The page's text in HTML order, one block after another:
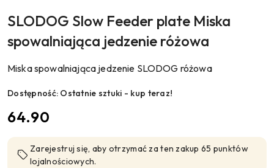
SLODOG Slow Feeder plate Miska
spowalniająca jedzenie różowa
Miska spowalniająca jedzenie SLODOG różowa
Dostępność: Ostatnie sztuki - kup teraz!
cena:
64.90
Zarejestruj się, aby otrzymać za ten zakup 65 punktów
lojalnościowych.